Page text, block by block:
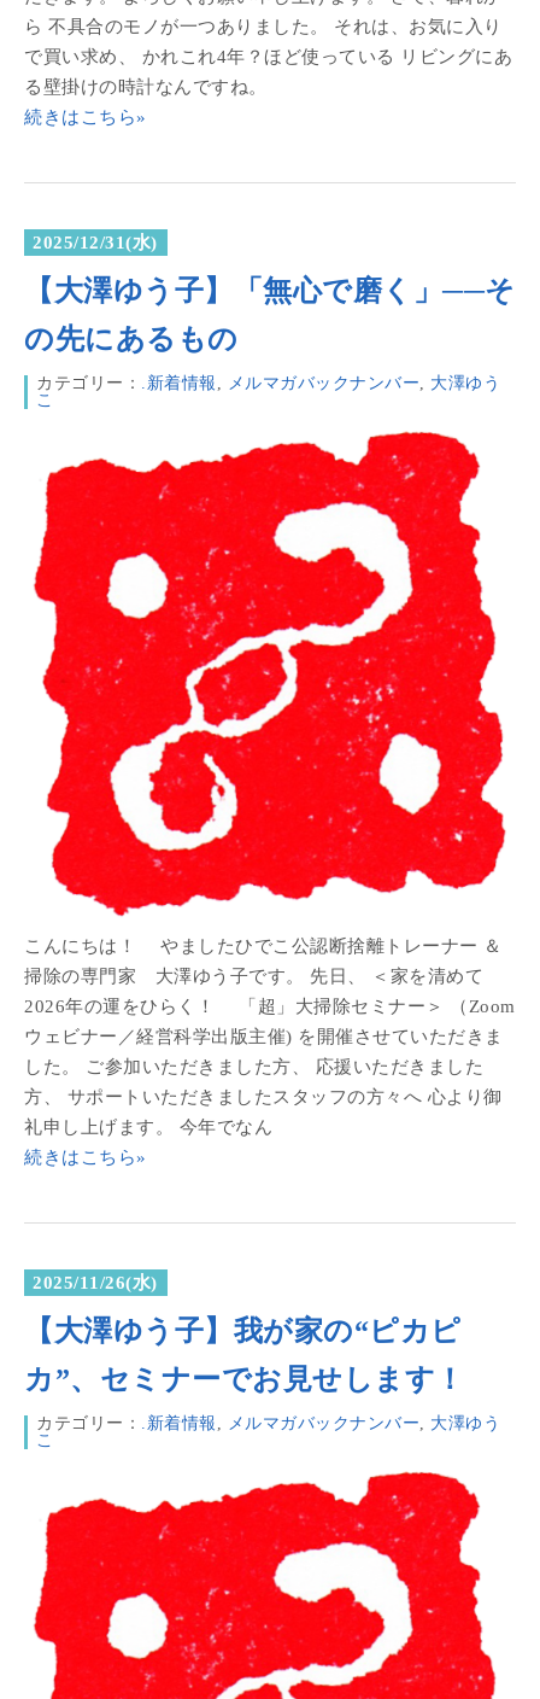
ら 不具合のモノが一つありました。 それは、お気に入り
で買い求め、 かれこれ4年？ほど使っている リビングにあ
る壁掛けの時計なんですね。
続きはこちら»
2025/12/31(水)
【大澤ゆう子】「無心で磨く」──そ
の先にあるもの
カテゴリー： .新着情報 , メルマガバックナンバー, 大澤ゆう
こ
こんにちは！ やましたひでこ公認断捨離トレーナー ＆
掃除の専門家 大澤ゆう子です。 先日、 ＜家を清めて
2026年の運をひらく！ 「超」大掃除セミナー＞ （Zoom
ウェビナー／経営科学出版主催) を開催させていただきま
した。 ご参加いただきました方、 応援いただきました
方、 サポートいただきましたスタッフの方々へ 心より御
礼申し上げます。 今年でなん
続きはこちら»
2025/11/26(水)
【大澤ゆう子】我が家の“ピカピ
カ”、セミナーでお見せします！
カテゴリー： .新着情報 , メルマガバックナンバー, 大澤ゆう
こ